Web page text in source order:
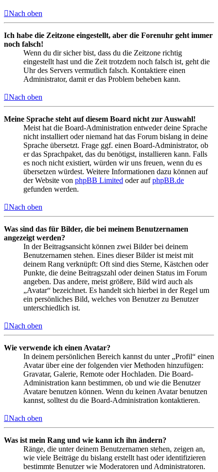
Nach oben
Ich habe die Zeitzone eingestellt, aber die Forenuhr geht immer
noch falsch!
Wenn du dir sicher bist, dass du die Zeitzone richtig
eingestellt hast und die Zeit trotzdem noch falsch ist, geht die
Uhr des Servers vermutlich falsch. Kontaktiere einen
Administrator, damit er das Problem beheben kann.
Nach oben
Meine Sprache steht auf diesem Board nicht zur Auswahl!
Meist hat die Board-Administration entweder deine Sprache
nicht installiert oder niemand hat das Forum bislang in deine
Sprache übersetzt. Frage ggf. einen Board-Administrator, ob
er das Sprachpaket, das du benötigst, installieren kann. Falls
es noch nicht existiert, würden wir uns freuen, wenn du es
übersetzen würdest. Weitere Informationen dazu können auf
der Website von phpBB Limited oder aufphpBB.de
gefunden werden.
Nach oben
Was sind das für Bilder, die bei meinem Benutzernamen
angezeigt werden?
In der Beitragsansicht können zwei Bilder bei deinem
Benutzernamen stehen. Eines dieser Bilder ist meist mit
deinem Rang verknüpft: Oft sind dies Sterne, Kästchen oder
Punkte, die deine Beitragszahl oder deinen Status im Forum
angeben. Das andere, meist größere, Bild wird auch als
„Avatar“ bezeichnet. Es handelt sich hierbei in der Regel um
ein persönliches Bild, welches von Benutzer zu Benutzer
unterschiedlich ist.
Nach oben
Wie verwende ich einen Avatar?
In deinem persönlichen Bereich kannst du unter „Profil“ einen
Avatar über eine der folgenden vier Methoden hinzufügen:
Gravatar, Galerie, Remote oder Hochladen. Die Board-
Administration kann bestimmen, ob und wie die Benutzer
Avatare benutzen können. Wenn du keinen Avatar benutzen
kannst, solltest du die Board-Administration kontaktieren.
Nach oben
Was ist mein Rang und wie kann ich ihn ändern?
Ränge, die unter deinem Benutzernamen stehen, zeigen an,
wie viele Beiträge du bislang erstellt hast oder identifizieren
bestimmte Benutzer wie Moderatoren und Administratoren.